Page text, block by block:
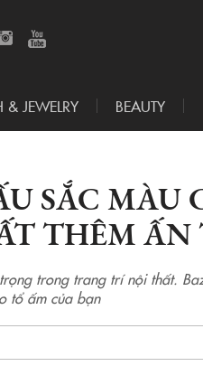
& JEWELRY BEAUTY
SẮC MÀU
THÊM ẤN
trong trang trí nội thất.
tổ ấm của bạn